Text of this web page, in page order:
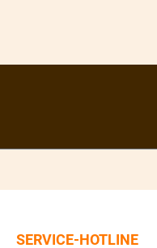
SERVICE-HOTLINE